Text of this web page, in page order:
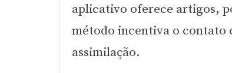
aplicativo oferece artigos,
método incentiva o contato
assimilação.